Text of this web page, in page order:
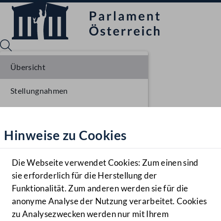
Hilfe
Benutzer
Navigationsmenü öffnen
MENÜ
Hinweise zu Cookies
Die Webseite verwendet Cookies: Zum einen sind
sie erforderlich für die Herstellung der
Funktionalität. Zum anderen werden sie für die
anonyme Analyse der Nutzung verarbeitet. Cookies
zu Analysezwecken werden nur mit Ihrem
Übersicht
Stellungnahmen
Einlangen NR
Ausschussberatungen NR
Plenarberatungen NR
Einlangen BR